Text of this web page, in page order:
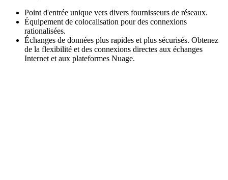
Point d'entrée unique vers divers fournisseurs de réseaux.
Équipement de colocalisation pour des connexions
rationalisées.
Échanges de données plus rapides et plus sécurisés. Obtenez
de la flexibilité et des connexions directes aux échanges
Internet et aux plateformes Nuage.